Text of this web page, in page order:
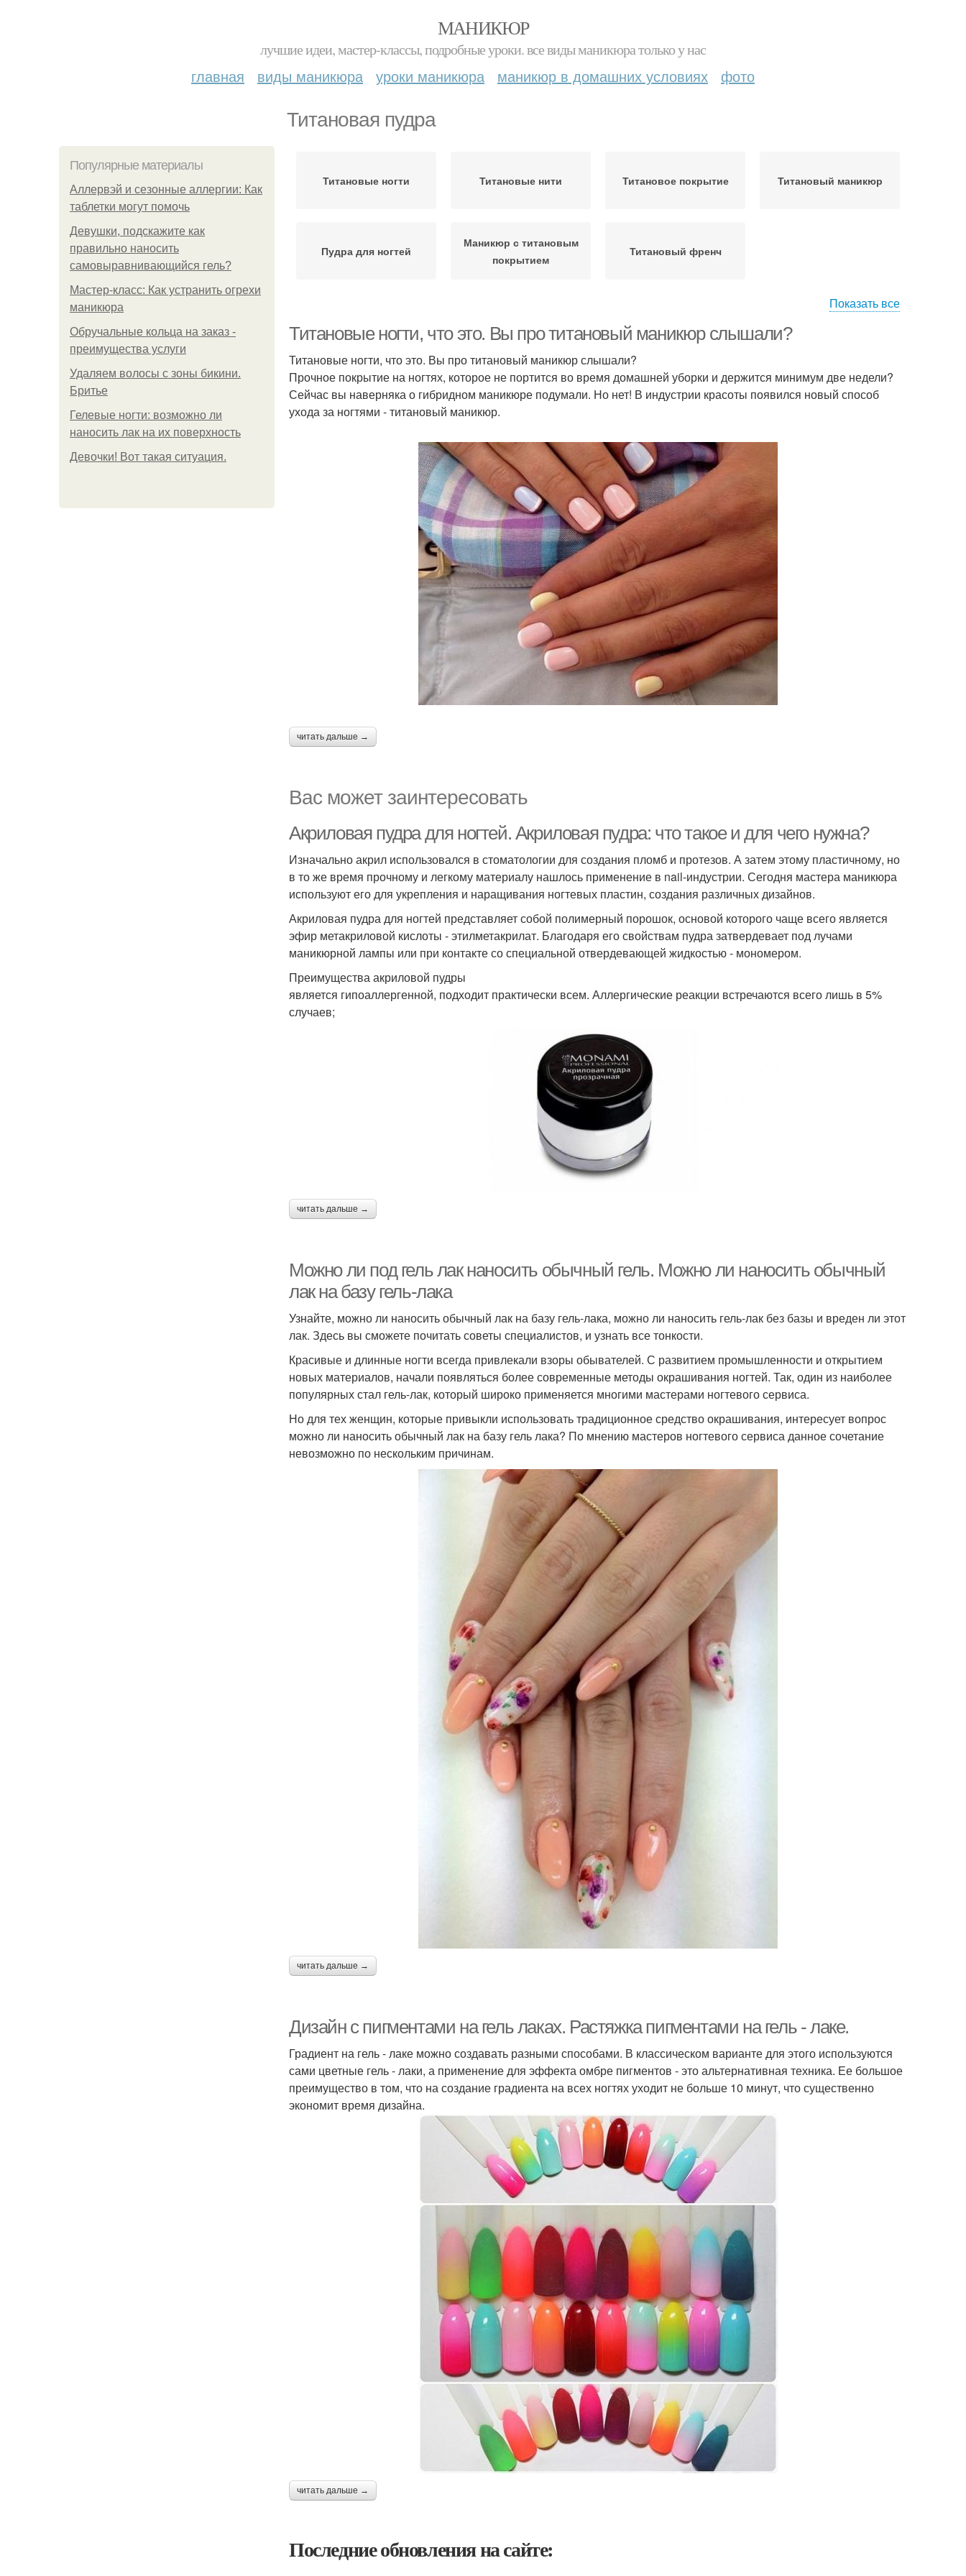
МАНИКЮР
лучшие идеи, мастер-классы, подробные уроки. все виды маникюра только у нас
главная виды маникюра уроки маникюра маникюр в домашних условиях фото
Титановая пудра
Популярные материалы
Аллервэй и сезонные аллергии: Как
таблетки могут помочь
Девушки, подскажите как
правильно наносить
самовыравнивающийся гель?
Мастер-класс: Как устранить огрехи
маникюра
Обручальные кольца на заказ -
преимущества услуги
Удаляем волосы с зоны бикини.
Бритье
Гелевые ногти: возможно ли
наносить лак на их поверхность
Девочки! Вот такая ситуация.
Титановые ногти Титановые нити Титановое покрытие Титановый маникюр
Пудра для ногтей
Маникюр с титановым
покрытием
Титановый френч
Показать все
Титановые ногти, что это. Вы про титановый маникюр слышали?
Титановые ногти, что это. Вы про титановый маникюр слышали?
Прочное покрытие на ногтях, которое не портится во время домашней уборки и держится минимум две недели?
Сейчас вы наверняка о гибридном маникюре подумали. Но нет! В индустрии красоты появился новый способ
ухода за ногтями - титановый маникюр.
читать дальше →
Вас может заинтересовать
Акриловая пудра для ногтей. Акриловая пудра: что такое и для чего нужна?
Изначально акрил использовался в стоматологии для создания пломб и протезов. А затем этому пластичному, но
в то же время прочному и легкому материалу нашлось применение в nail-индустрии. Сегодня мастера маникюра
используют его для укрепления и наращивания ногтевых пластин, создания различных дизайнов.
Акриловая пудра для ногтей представляет собой полимерный порошок, основой которого чаще всего является
эфир метакриловой кислоты - этилметакрилат. Благодаря его свойствам пудра затвердевает под лучами
маникюрной лампы или при контакте со специальной отвердевающей жидкостью - мономером.
Преимущества акриловой пудры
является гипоаллергенной, подходит практически всем. Аллергические реакции встречаются всего лишь в 5%
случаев;
читать дальше →
Можно ли под гель лак наносить обычный гель. Можно ли наносить обычный
лак на базу гель-лака
Узнайте, можно ли наносить обычный лак на базу гель-лака, можно ли наносить гель-лак без базы и вреден ли этот
лак. Здесь вы сможете почитать советы специалистов, и узнать все тонкости.
Красивые и длинные ногти всегда привлекали взоры обывателей. С развитием промышленности и открытием
новых материалов, начали появляться более современные методы окрашивания ногтей. Так, один из наиболее
популярных стал гель-лак, который широко применяется многими мастерами ногтевого сервиса.
Но для тех женщин, которые привыкли использовать традиционное средство окрашивания, интересует вопрос
можно ли наносить обычный лак на базу гель лака? По мнению мастеров ногтевого сервиса данное сочетание
невозможно по нескольким причинам.
читать дальше →
Дизайн с пигментами на гель лаках. Растяжка пигментами на гель - лаке.
Градиент на гель - лаке можно создавать разными способами. В классическом варианте для этого используются
сами цветные гель - лаки, а применение для эффекта омбре пигментов - это альтернативная техника. Ее большое
преимущество в том, что на создание градиента на всех ногтях уходит не больше 10 минут, что существенно
экономит время дизайна.
читать дальше →
Последние обновления на сайте: